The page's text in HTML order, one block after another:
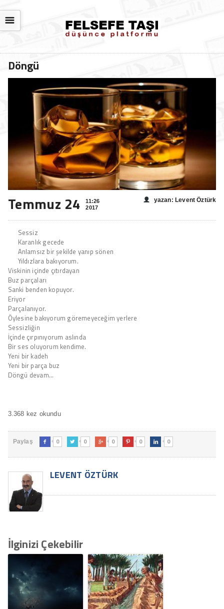
☰
Döngü
Temmuz 24
11:26
2017
yazan: Levent Öztürk
Sessiz
Karanlık gecede
Anlamsız bir şekilde yanıp sönen
Yıldızlara bakıyorum.
Viskinin içinde çıtırdayan
Buz parçaları
Sanki benden kopuyor.
Eriyor
Parçalanıyor.
Öylesine bakıyorum göremeyeceğim yerlere
Sessizliğin
İçinde çırpınıyorum aslında
Bir ses oluyorum kendime.
Yeni bir kadeh
Yeni bir parça buz
Döngü devam…
3.368 kez okundu
Paylaş  0  0  0  0  0
LEVENT ÖZTÜRK
İlginizi Çekebilir